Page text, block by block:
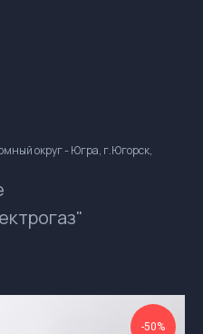
округ - Югра, г.Югорск,
-50%